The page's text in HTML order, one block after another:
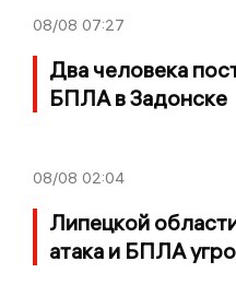
08/08 07:27
Два человека
БПЛА в Задонске
08/08 02:04
Липецкой
атака и БПЛА